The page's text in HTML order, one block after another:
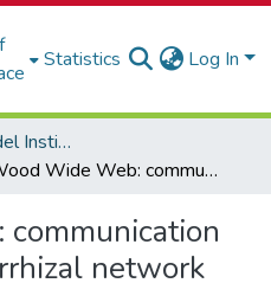
Statistics Log In
Portal de Revistas del Instituto Tecnológico de Costa Rica
Wood Wide Web: communication through the mycorrhizal network
network